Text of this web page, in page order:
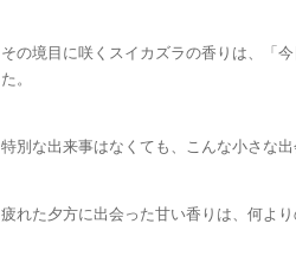
その境目に咲くスイカズラの香りは、「
た。
特別な出来事はなくても、こんな小さな
疲れた夕方に出会った甘い香りは、何よ